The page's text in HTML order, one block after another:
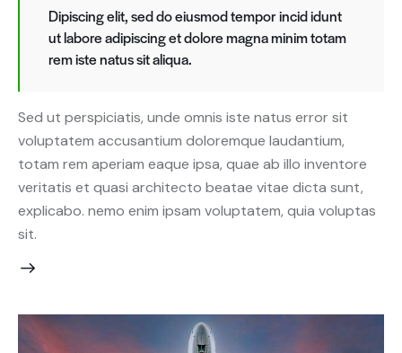
Dipiscing elit, sed do eiusmod tempor incid idunt
ut labore adipiscing et dolore magna minim totam
rem iste natus sit aliqua.
Sed ut perspiciatis, unde omnis iste natus error sit
voluptatem accusantium doloremque laudantium,
totam rem aperiam eaque ipsa, quae ab illo inventore
veritatis et quasi architecto beatae vitae dicta sunt,
explicabo. nemo enim ipsam voluptatem, quia voluptas
sit.